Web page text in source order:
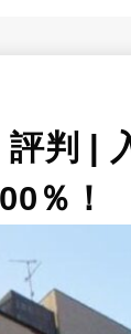
判 |
％！